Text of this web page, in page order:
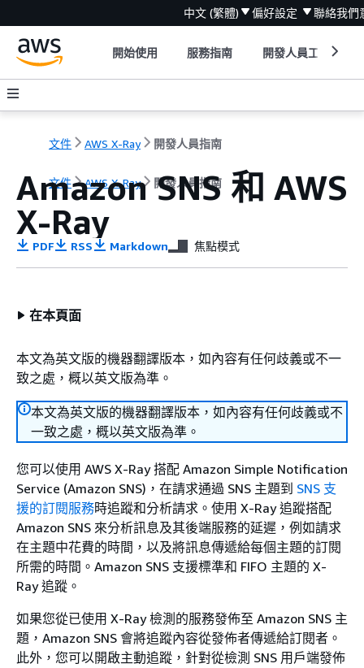
中文 (繁體) 偏好設定 聯絡我們
開始使用 服務指南 開發人員工具
文件 AWS X-Ray 開發人員指南
文件 AWS X-Ray 開發人員指南
Amazon SNS 和 AWS
X-Ray
PDF RSS Markdown 焦點模式
在本頁面
本文為英文版的機器翻譯版本，如內容有任何歧義或不一
致之處，概以英文版為準。
本文為英文版的機器翻譯版本，如內容有任何歧義或不
一致之處，概以英文版為準。
您可以使用 AWS X-Ray 搭配 Amazon Simple Notification
Service (Amazon SNS)，在請求通過 SNS 主題到 SNS 支
援的訂閱服務時追蹤和分析請求。使用 X-Ray 追蹤搭配
Amazon SNS 來分析訊息及其後端服務的延遲，例如請求
在主題中花費的時間，以及將訊息傳遞給每個主題的訂閱
所需的時間。Amazon SNS 支援標準和 FIFO 主題的 X-
Ray 追蹤。
如果您從已使用 X-Ray 檢測的服務發佈至 Amazon SNS 主
題，Amazon SNS 會將追蹤內容從發佈者傳遞給訂閱者。
此外，您可以開啟主動追蹤，針對從檢測 SNS 用戶端發佈